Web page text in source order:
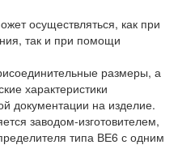
осуществляться, как при
так и при помощи
размеры, а
характеристики
документации на изделие.
заводом-изготовителем,
типа ВЕ6 с одним